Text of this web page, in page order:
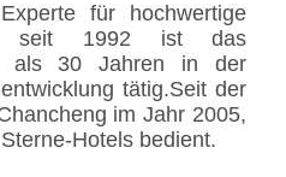
für hochwertige
seit 1992 ist das
als 30 Jahren in der
tätig.Seit der
im Jahr 2005,
Hotels bedient.